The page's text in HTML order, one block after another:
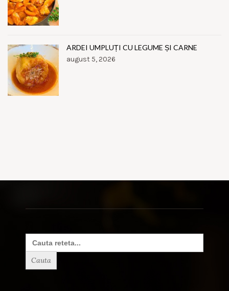
ARDEI UMPLUȚI CU LEGUME ȘI CARNE
august 5, 2026
Search
for: